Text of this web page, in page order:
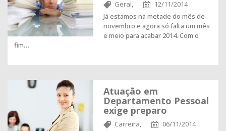
Geral,
12/11/2014
Já estamos na metade do mês de
novembro e agora só falta um mês
e meio para acabar 2014. Com o
fim…
Atuação em
Departamento Pessoal
exige preparo
Carreira,
06/11/2014